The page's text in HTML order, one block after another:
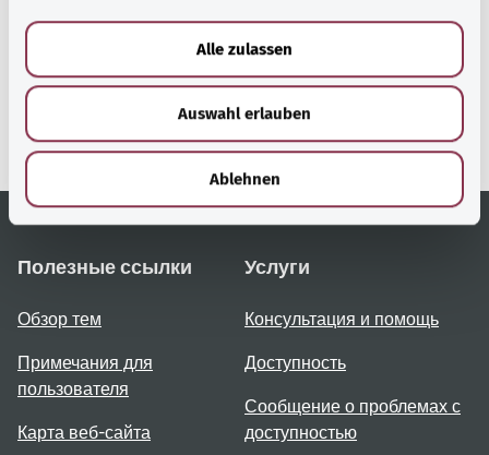
Alle zulassen
Auswahl erlauben
Ablehnen
Gesundheit (Федеральное
министерство
Полезные ссылки
Обзор тем
Примечания для
пользователя
Карта веб-сайта
Услуги
Консультация и помощь
Доступность
Сообщение о проблемах с
доступностью